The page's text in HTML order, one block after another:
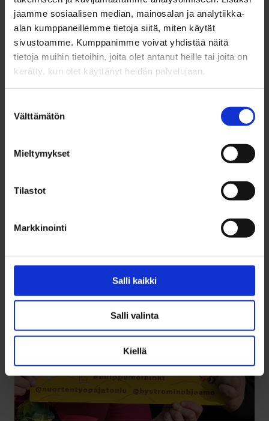
jaamme sosiaalisen median, mainosalan ja analytiikka-
alan kumppaneillemme tietoja siitä, miten käytät
sivustoamme. Kumppanimme voivat yhdistää näitä
tietoja muihin tietoihin, joita olet antanut heille tai joita on
kerätty, kun olet käyttänyt heidän palvelujaan.
valinta
Välttämätön
Mieltymykset
Tilastot
Markkinointi
Salli kaikki
Salli valinta
Kiellä
upea livemusiikki – mitä muuta voikaan toivoa?
Kirjoittaja: Riikka Merkkiniemi, Byströmin Ohjaamo